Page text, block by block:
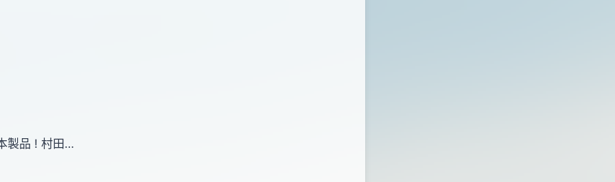
製品 ! 村田…